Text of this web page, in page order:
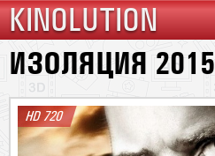
KINOLUTION
ИЗОЛЯЦИЯ 2015
HD 720